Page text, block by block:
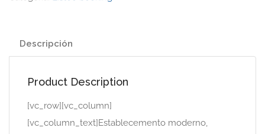
Descripción
Product Description
[vc_row][vc_column]
[vc_column_text]Establecemento moderno,